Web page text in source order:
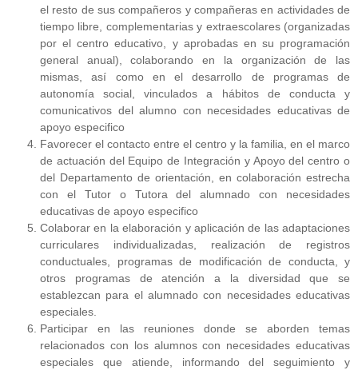
el resto de sus compañeros y compañeras en actividades de
tiempo libre, complementarias y extraescolares (organizadas
por el centro educativo, y aprobadas en su programación
general anual), colaborando en la organización de las
mismas, así como en el desarrollo de programas de
autonomía social, vinculados a hábitos de conducta y
comunicativos del alumno con necesidades educativas de
apoyo especifico
Favorecer el contacto entre el centro y la familia, en el marco
de actuación del Equipo de Integración y Apoyo del centro o
del Departamento de orientación, en colaboración estrecha
con el Tutor o Tutora del alumnado con necesidades
educativas de apoyo especifico
Colaborar en la elaboración y aplicación de las adaptaciones
curriculares individualizadas, realización de registros
conductuales, programas de modificación de conducta, y
otros programas de atención a la diversidad que se
establezcan para el alumnado con necesidades educativas
especiales.
Participar en las reuniones donde se aborden temas
relacionados con los alumnos con necesidades educativas
especiales que atiende, informando del seguimiento y